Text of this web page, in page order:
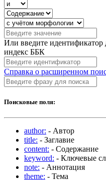
Или введите
индекс ББК
Справка о расширенном
Поисковые поля:
author: - Автор
title: - Заглавие
content: - Содержание
keyword: - Ключевые
note: - Аннотация
theme: - Тема